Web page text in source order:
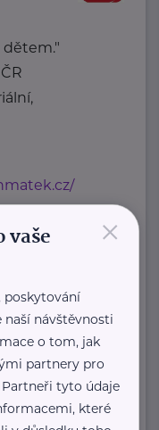
dětem."
×
vaše
poskytování
návštěvnosti
o tom, jak
partnery pro
Partneři tyto údaje
které